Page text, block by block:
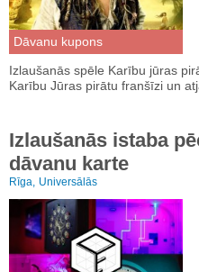
Dāvanu kupons
Izlaušanās spēle Karību jūras
Karību Jūras pirātu franšīzi un
Izlaušanās istaba
dāvanu karte
Rīga, Universālās